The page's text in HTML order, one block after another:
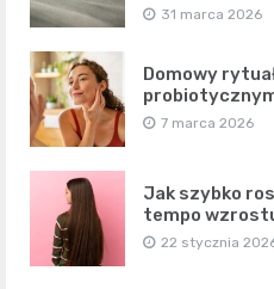
31 marca 2026
Domowy
7 marca 2026
Jak szybko
tempo
22 stycznia